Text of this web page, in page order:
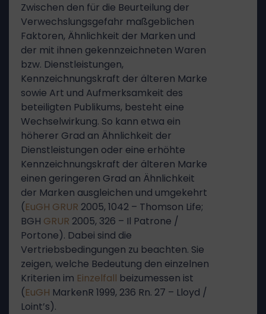
Zwischen den für die Beurteilung der
Verwechslungsgefahr maßgeblichen
Faktoren, Ähnlichkeit der Marken und
der mit ihnen gekennzeichneten Waren
bzw. Dienstleistungen,
Kennzeichnungskraft der älteren Marke
sowie Art und Aufmerksamkeit des
beteiligten Publikums, besteht eine
Wechselwirkung. So kann etwa ein
höherer Grad an Ähnlichkeit der
Dienstleistungen oder eine erhöhte
Kennzeichnungskraft der älteren Marke
einen geringeren Grad an Ähnlichkeit
der Marken ausgleichen und umgekehrt
(EuGH GRUR 2005, 1042 – Thomson Life;
BGH GRUR 2005, 326 – Il Patrone /
Portone). Dabei sind die
Vertriebsbedingungen zu beachten. Sie
zeigen, welche Bedeutung den einzelnen
Kriterien im Einzelfall beizumessen ist
(EuGH MarkenR 1999, 236 Rn. 27 – Lloyd /
Loint’s).